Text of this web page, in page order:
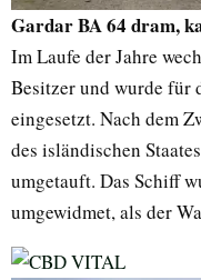
Gardar BA 64 dram,
Im Laufe der Jahre
Besitzer und wurde für
eingesetzt. Nach dem
des isländischen
umgetauft. Das Schiff
umgewidmet, als der